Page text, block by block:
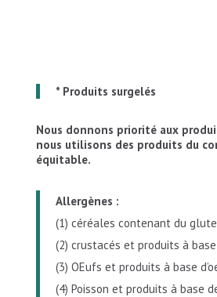
* Produits surgelés
Nous donnons priorité aux
nous utilisons des produits du
équitable.
Allergènes :
(1) céréales contenant du
(2) crustacés et produits à
(3) OEufs et produits à base
(4) Poisson et produits à base